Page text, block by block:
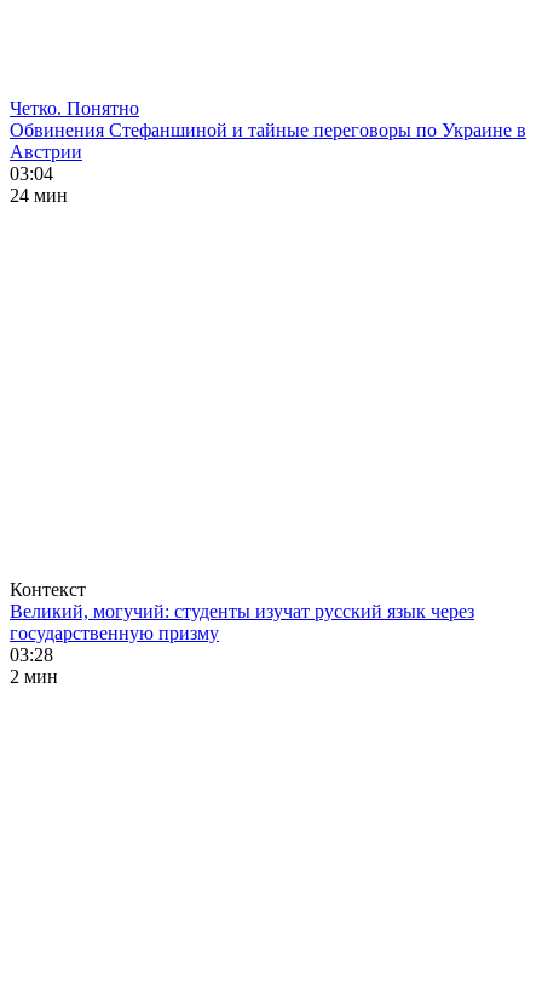
Четко. Понятно
Обвинения Стефаншиной и тайные переговоры по Украине в
Австрии
03:04
24 мин
Контекст
Великий, могучий: студенты изучат русский язык через
государственную призму
03:28
2 мин